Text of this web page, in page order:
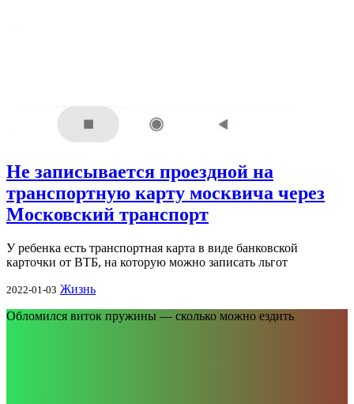
Не записывается проездной на
транспортную карту москвича через
Московский транспорт
У ребенка есть транспортная карта в виде банковской
карточки от ВТБ, на которую можно записать льгот
2022-01-03 Жизнь
Обломился виток пружины — сколько можно ездить